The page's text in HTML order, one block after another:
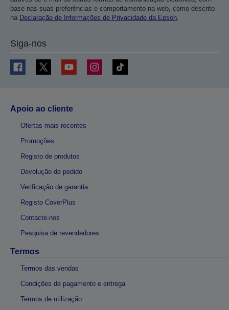
base nas suas preferências e comportamento na web, como descrito
na Declaração de Informações de Privacidade da Epson.
Siga-nos
Apoio ao cliente
Ofertas mais recentes
Promoções
Registo de produtos
Devolução de pedido
Verificação de garantia
Registo CoverPlus
Contacte-nos
Pesquisa de revendedores
Termos
Termos das vendas
Condições de pagamento e entrega
Termos de utilização